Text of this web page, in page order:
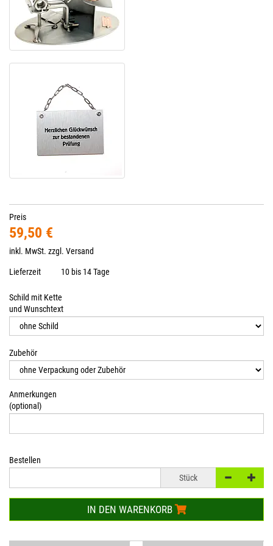
Preis
59,50 €
inkl. MwSt. zzgl. Versand
Lieferzeit 10 bis 14 Tage
Schild mit Kette
und Wunschtext
Zubehör
Anmerkungen
(optional)
Bestellen
Stück
IN DEN WARENKORB